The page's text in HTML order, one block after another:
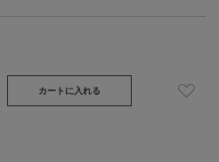
カートに入れる